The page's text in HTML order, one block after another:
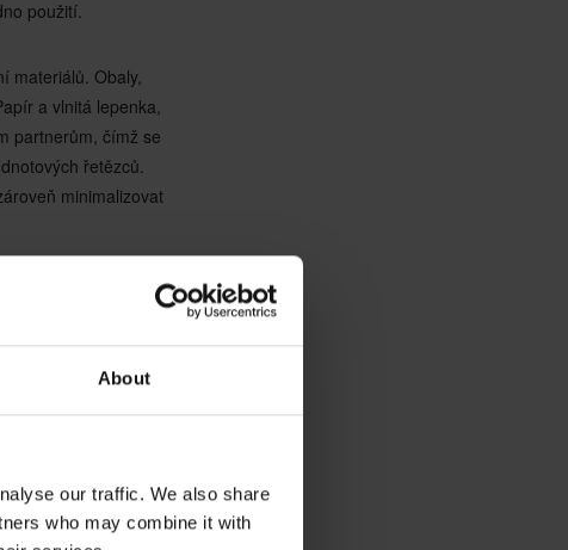
About
our traffic. We also share
who may combine it with
použití.
materiálů. Obaly,
a vlnitá lepenka,
partnerům, čímž se
řetězců.
minimalizovat
oblasti cirkulární
což maximalizuje
opravy, třídění a
center rozšířit i